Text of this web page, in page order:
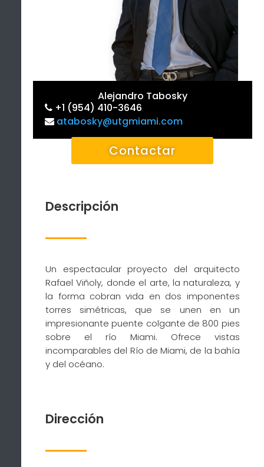
Alejandro Tabosky
+1 (954) 410-3646
atabosky@utgmiami.com
Contactar
Descripción
Un espectacular proyecto del arquitecto
Rafael Viñoly, donde el arte, la naturaleza, y
la forma cobran vida en dos imponentes
torres simétricas, que se unen en un
impresionante puente colgante de 800 pies
sobre el río Miami. Ofrece vistas
incomparables del Río de Miami, de la bahía
y del océano.
Dirección